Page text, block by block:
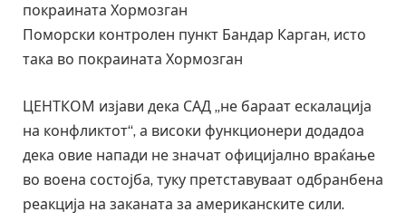
покраината Хормозган
Поморски контролен пункт Бандар Карган, исто
така во покраината Хормозган
ЦЕНТКОМ изјави дека САД „не бараат ескалација
на конфликтот“, а високи функционери додадоа
дека овие напади не значат официјално враќање
во воена состојба, туку претставуваат одбранбена
реакција на заканата за американските сили.